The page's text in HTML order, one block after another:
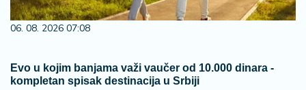
06. 08. 2026 07:08
Evo u kojim banjama važi vaučer od 10.000 dinara -
kompletan spisak destinacija u Srbiji